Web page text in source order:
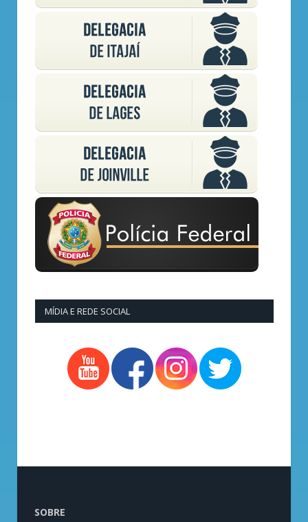
MÍDIA E REDE SOCIAL
SOBRE